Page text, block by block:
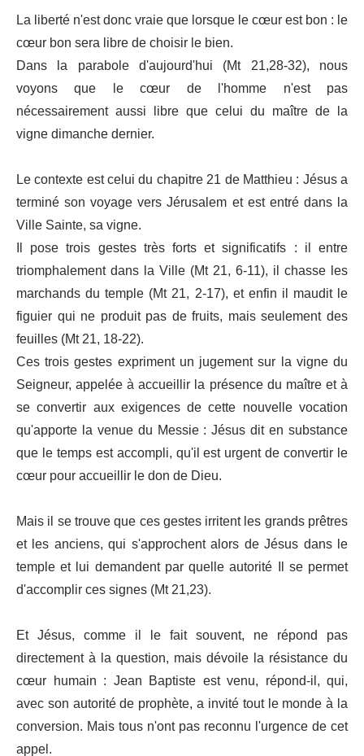
La liberté n'est donc vraie que lorsque le cœur est bon : le
cœur bon sera libre de choisir le bien.
Dans la parabole d'aujourd'hui (Mt 21,28-32), nous
voyons que le cœur de l'homme n'est pas
nécessairement aussi libre que celui du maître de la
vigne dimanche dernier.
Le contexte est celui du chapitre 21 de Matthieu : Jésus a
terminé son voyage vers Jérusalem et est entré dans la
Ville Sainte, sa vigne.
Il pose trois gestes très forts et significatifs : il entre
triomphalement dans la Ville (Mt 21, 6-11), il chasse les
marchands du temple (Mt 21, 2-17), et enfin il maudit le
figuier qui ne produit pas de fruits, mais seulement des
feuilles (Mt 21, 18-22).
Ces trois gestes expriment un jugement sur la vigne du
Seigneur, appelée à accueillir la présence du maître et à
se convertir aux exigences de cette nouvelle vocation
qu'apporte la venue du Messie : Jésus dit en substance
que le temps est accompli, qu'il est urgent de convertir le
cœur pour accueillir le don de Dieu.
Mais il se trouve que ces gestes irritent les grands prêtres
et les anciens, qui s'approchent alors de Jésus dans le
temple et lui demandent par quelle autorité Il se permet
d'accomplir ces signes (Mt 21,23).
Et Jésus, comme il le fait souvent, ne répond pas
directement à la question, mais dévoile la résistance du
cœur humain : Jean Baptiste est venu, répond-il, qui,
avec son autorité de prophète, a invité tout le monde à la
conversion. Mais tous n'ont pas reconnu l'urgence de cet
appel.